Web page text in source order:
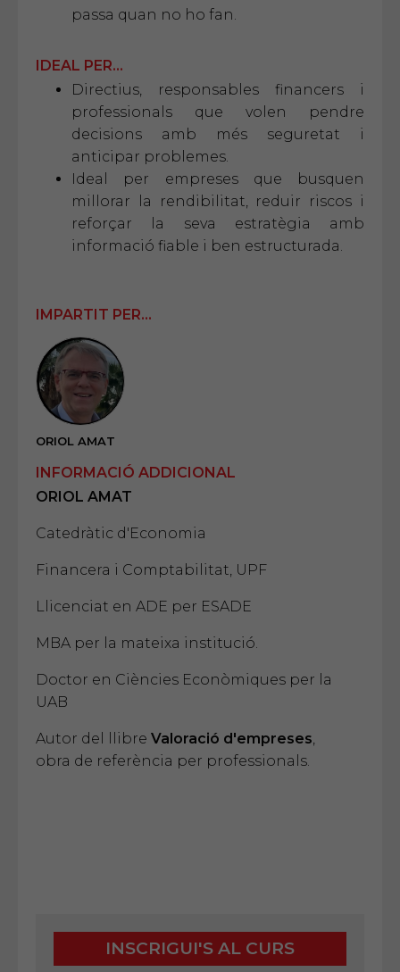
passa quan no ho fan.
IDEAL PER...
Directius, responsables financers i
professionals que volen pendre
decisions amb més seguretat i
anticipar problemes.
Ideal per empreses que busquen
millorar la rendibilitat, reduir riscos i
reforçar la seva estratègia amb
informació fiable i ben estructurada.
IMPARTIT PER...
ORIOL AMAT
INFORMACIÓ ADDICIONAL
ORIOL AMAT
Catedràtic d'Economia
Financera i Comptabilitat, UPF
Llicenciat en ADE per ESADE
MBA per la mateixa institució.
Doctor en Ciències Econòmiques per la
UAB
Autor del llibre Valoració d'empreses,
obra de referència per professionals.
INSCRIGUI'S AL CURS